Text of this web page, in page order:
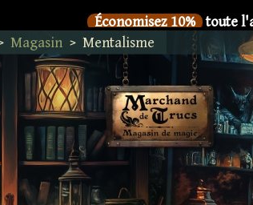
Économisez 10% toute
SIX Le nouveau livre
Économisez 10%
toute
SIX Le nouveau livre
Économisez 10% toute
SIX Le nouveau livre
Économisez 10%
toute
SIX Le nouveau livre
Magasin Mentalisme